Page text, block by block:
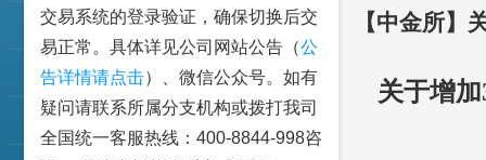
期权仿真
客户手册
【中金所】
关于增
交易系统的登录验证，确保切换后交
易正常。具体详见公司网站公告（公
告详情请点击）、微信公众号。如有
疑问请联系所属分支机构或拨打我司
全国统一客服热线：400-8844-998咨